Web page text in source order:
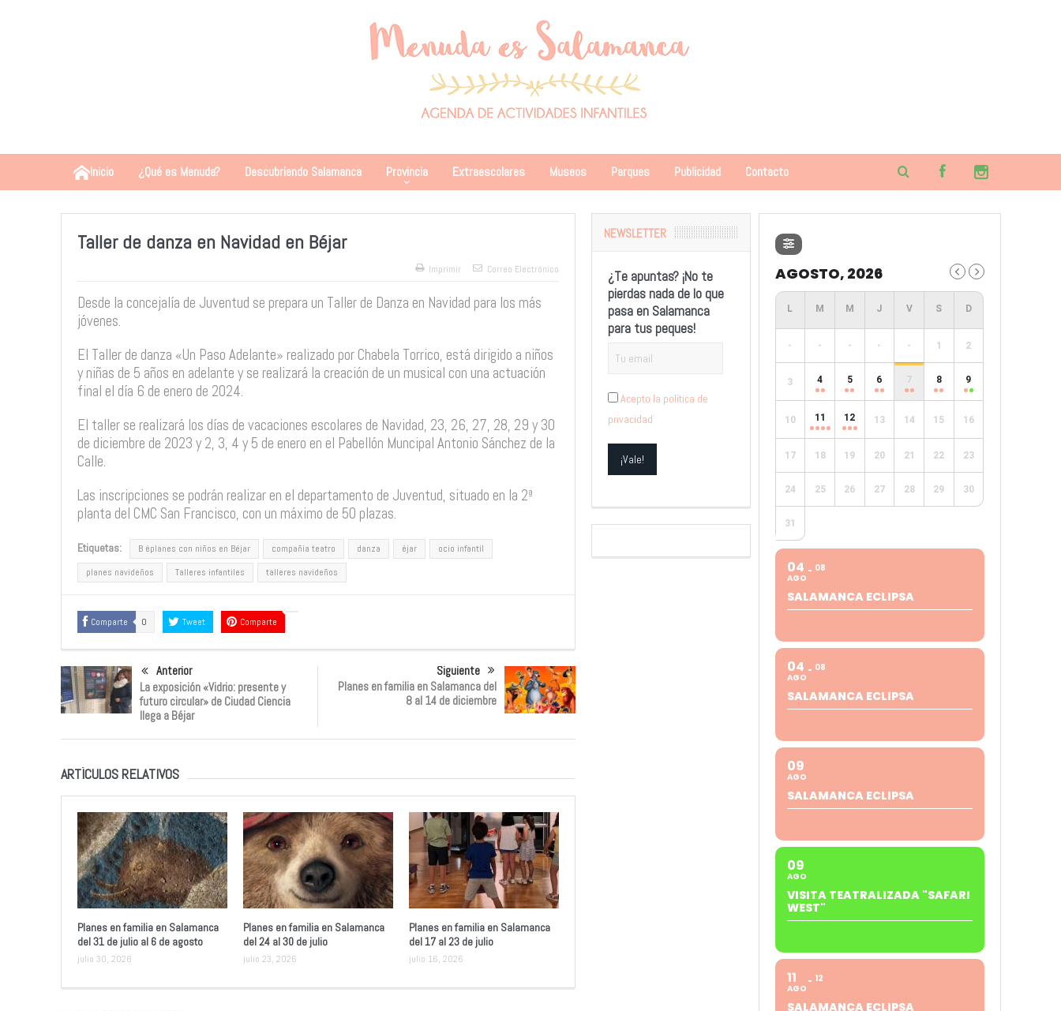
Inicio ¿Qué es Menuda? Descubriendo Salamanca Provincia Extraescolares Museos Parques Publicidad Contacto
Taller de danza en Navidad en Béjar
Imprimir Correo Electrónico
Desde la concejalía de Juventud se prepara un Taller de Danza en Navidad para los más
jóvenes.
El Taller de danza «Un Paso Adelante» realizado por Chabela Torrico, está dirigido a niños
y niñas de 5 años en adelante y se realizará la creación de un musical con una actuación
final el día 6 de enero de 2024.
El taller se realizará los días de vacaciones escolares de Navidad, 23, 26, 27, 28, 29 y 30
de diciembre de 2023 y 2, 3, 4 y 5 de enero en el Pabellón Muncipal Antonio Sánchez de la
Calle.
Las inscripciones se podrán realizar en el departamento de Juventud, situado en la 2ª
planta del CMC San Francisco, con un máximo de 50 plazas.
Etiquetas: B éplanes con niños en Béjar compañía teatro danza éjar
ocio infantil
planes navideños
Talleres infantiles talleres navideños
Comparte 0 Tweet Comparte
Anterior
La exposición «Vidrio: presente y
futuro circular» de Ciudad Ciencia
llega a Béjar
Siguiente
Planes en familia en Salamanca del
8 al 14 de diciembre
ARTÍCULOS RELATIVOS
Planes en familia en Salamanca
del 31 de julio al 6 de agosto
julio 30, 2026
Planes en familia en Salamanca
del 24 al 30 de julio
julio 23, 2026
Planes en familia en Salamanca
del 17 al 23 de julio
julio 16, 2026
NEWSLETTER
¿Te apuntas? ¡No te
pierdas nada de lo que
pasa en Salamanca
para tus peques!
Acepto la política de
privacidad
AGOSTO, 2026
- - - - - 1 2
3 4 5 6 7 8 9
10 11 12 13 14 15 16
17 18 19 20 21 22 23
24 25 26 27 28 29 30
31
04
AGO
08
SALAMANCA ECLIPSA
04
AGO
08
SALAMANCA ECLIPSA
09
AGO
SALAMANCA ECLIPSA
09
AGO
VISITA TEATRALIZADA "SAFARI
WEST"
11
AGO
12
SALAMANCA ECLIPSA